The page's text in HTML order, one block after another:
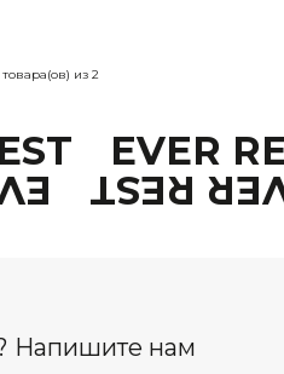
товара(ов) из 2
EVER
EVER
Напишите нам